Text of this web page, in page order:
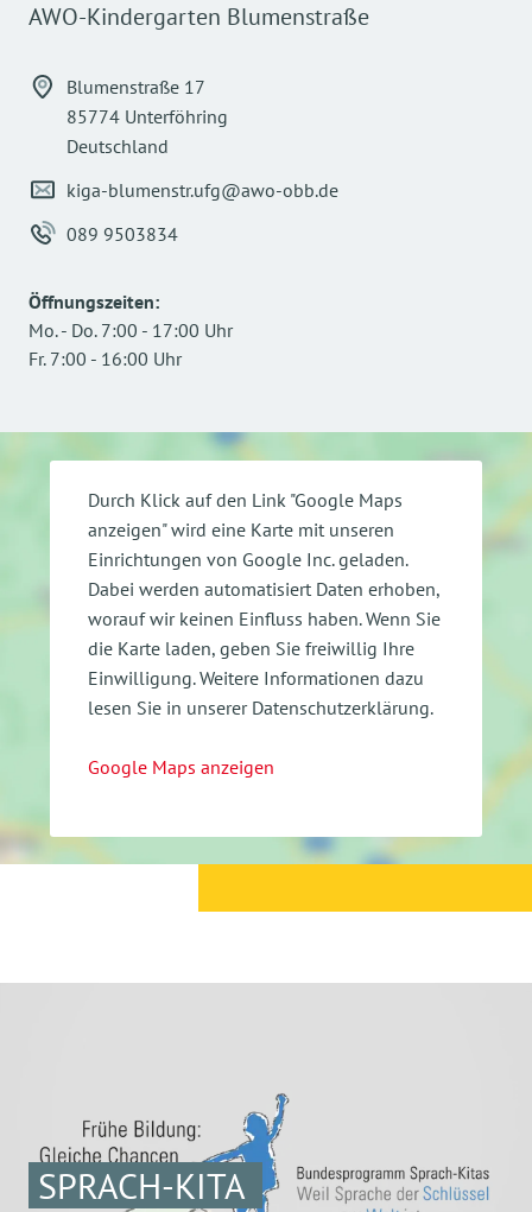
AWO-Kindergarten Blumenstraße
Blumenstraße 17
85774 Unterföhring
Deutschland
kiga-blumenstr.ufg@awo-obb.de
089 9503834
Öffnungszeiten:
Mo.- Do. 7:00 - 17:00 Uhr
Fr. 7:00 - 16:00 Uhr
Durch Klick auf den Link "Google Maps
anzeigen" wird eine Karte mit unseren
Einrichtungen von Google Inc. geladen.
Dabei werden automatisiert Daten erhoben,
worauf wir keinen Einfluss haben. Wenn Sie
die Karte laden, geben Sie freiwillig Ihre
Einwilligung. Weitere Informationen dazu
lesen Sie in unserer Datenschutzerklärung.
Google Maps anzeigen
SPRACH-KITA